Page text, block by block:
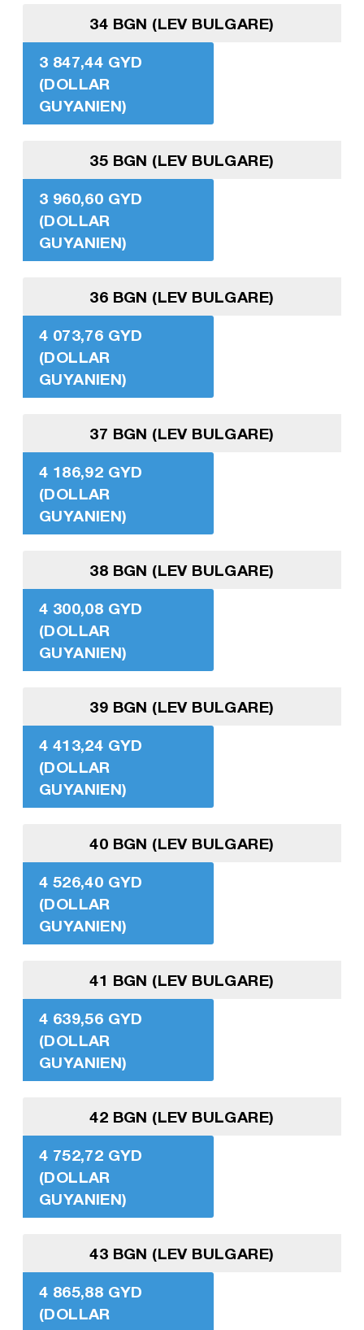
34 BGN (LEV BULGARE)
3 847,44 GYD
(DOLLAR
GUYANIEN)
35 BGN (LEV BULGARE)
3 960,60 GYD
(DOLLAR
GUYANIEN)
36 BGN (LEV BULGARE)
4 073,76 GYD
(DOLLAR
GUYANIEN)
37 BGN (LEV BULGARE)
4 186,92 GYD
(DOLLAR
GUYANIEN)
38 BGN (LEV BULGARE)
4 300,08 GYD
(DOLLAR
GUYANIEN)
39 BGN (LEV BULGARE)
4 413,24 GYD
(DOLLAR
GUYANIEN)
40 BGN (LEV BULGARE)
4 526,40 GYD
(DOLLAR
GUYANIEN)
41 BGN (LEV BULGARE)
4 639,56 GYD
(DOLLAR
GUYANIEN)
42 BGN (LEV BULGARE)
4 752,72 GYD
(DOLLAR
GUYANIEN)
43 BGN (LEV BULGARE)
4 865,88 GYD
(DOLLAR